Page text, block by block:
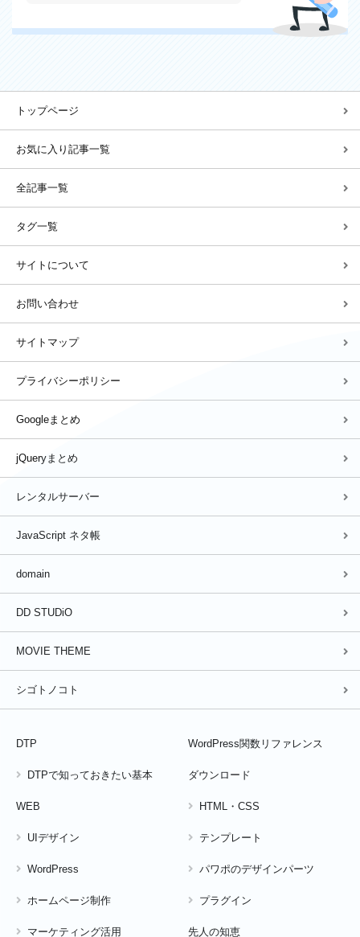
DTP
DTPで知っておきたい基本
WEB
UIデザイン
WordPress
ホームページ制作
マーケティング活用
WordPress関数リファレンス
ダウンロード
HTML・CSS
テンプレート
パワポのデザインパーツ
プラグイン
先人の知恵
トップページ
お気に入り記事一覧
全記事一覧
タグ一覧
サイトについて
お問い合わせ
サイトマップ
プライバシーポリシー
Googleまとめ
jQueryまとめ
レンタルサーバー
JavaScript ネタ帳
domain
DD STUDiO
MOVIE THEME
シゴトノコト